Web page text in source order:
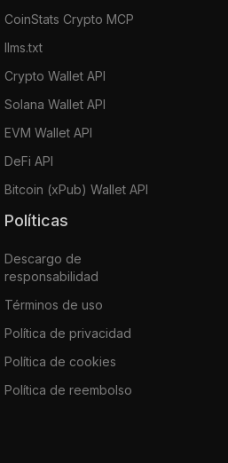
CoinStats Crypto MCP
llms.txt
Crypto Wallet API
Solana Wallet API
EVM Wallet API
DeFi API
Bitcoin (xPub) Wallet API
Políticas
Descargo de
responsabilidad
Términos de uso
Política de privacidad
Política de cookies
Política de reembolso